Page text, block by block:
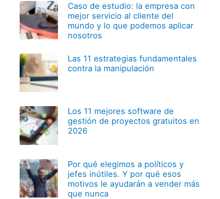
Caso de estudio: la empresa con
mejor servicio al cliente del
mundo y lo que podemos aplicar
nosotros
Las 11 estrategias fundamentales
contra la manipulación
Los 11 mejores software de
gestión de proyectos gratuitos en
2026
Por qué elegimos a políticos y
jefes inútiles. Y por qué esos
motivos le ayudarán a vender más
que nunca